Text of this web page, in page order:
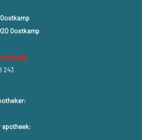
Oostkamp
243
apotheek: